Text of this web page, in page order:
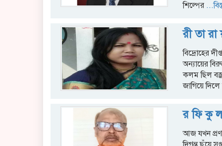
শিল্পের
রী তা রা
বিদ্রোহের
অন্যায়ের
কলম ছিল
জাগিয়ে
‎র ফি কু
‎‎আজ যখন